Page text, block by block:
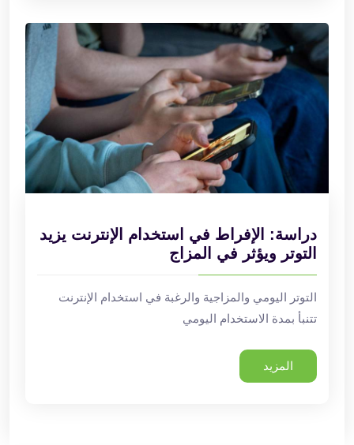
دراسة: الإفراط في استخدام الإنترنت يزيد
التوتر ويؤثر في المزاج
التوتر اليومي والمزاجية والرغبة في استخدام الإنترنت
تتنبأ بمدة الاستخدام اليومي
المزيد